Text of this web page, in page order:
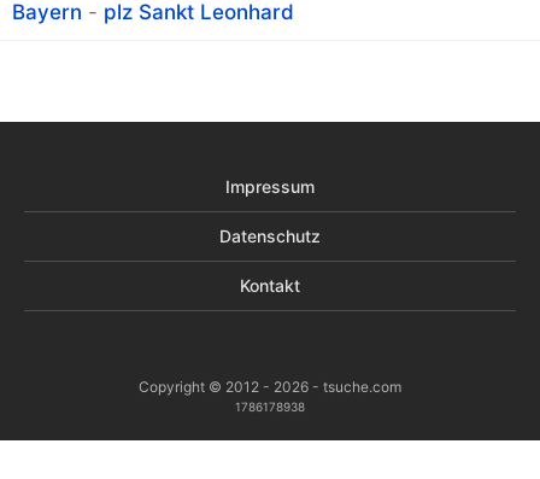
Bayern - plz Sankt Leonhard
Impressum
Datenschutz
Kontakt
Copyright © 2012 - 2026 - tsuche.com
1786178938